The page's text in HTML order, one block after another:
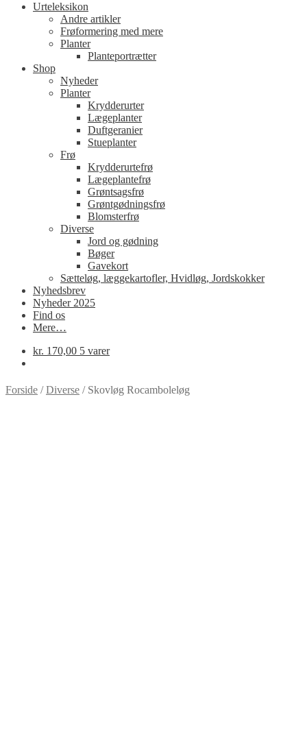
Urteleksikon
Andre artikler
Frøformering med mere
Planter
Planteportrætter
Shop
Nyheder
Planter
Krydderurter
Lægeplanter
Duftgeranier
Stueplanter
Frø
Krydderurtefrø
Lægeplantefrø
Grøntsagsfrø
Grøntgødningsfrø
Blomsterfrø
Diverse
Jord og gødning
Bøger
Gavekort
Sætteløg, læggekartofler, Hvidløg, Jordskokker
Nyhedsbrev
Nyheder 2025
Find os
Mere…
kr. 170,00 5 varer
Forside /Diverse / Skovløg Rocamboleløg